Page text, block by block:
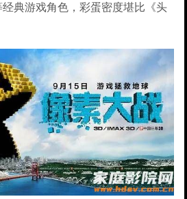
典游戏角色，彩蛋密度堪比《头